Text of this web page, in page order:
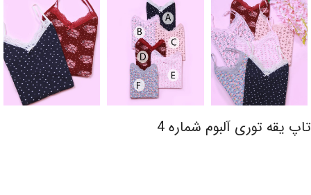
تاپ یقه توری آلبوم شماره 4